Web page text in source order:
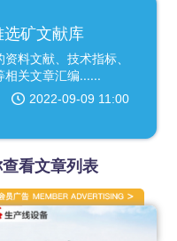
选矿文献库
料文献、技术指标、
相关文章汇编......
2022-09-09 11:00
看文章列表